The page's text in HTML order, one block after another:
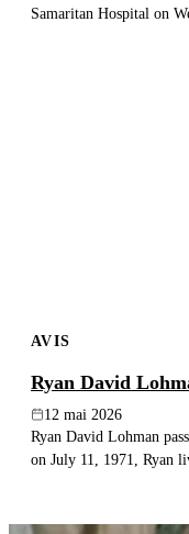
Samaritan Hospital on
AVIS
Ryan David
12 mai 2026
Ryan David Lohman
on July 11, 1971, Ryan